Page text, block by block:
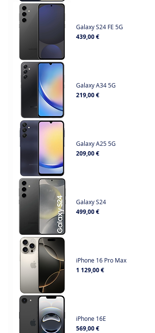
Galaxy S24 FE 5G
Prix
439,00 €
Galaxy A34 5G
Prix
219,00 €
Galaxy A25 5G
Prix
209,00 €
Galaxy S24
Prix
499,00 €
iPhone 16 Pro Max
Prix
1 129,00 €
iPhone 16E
Prix
569,00 €